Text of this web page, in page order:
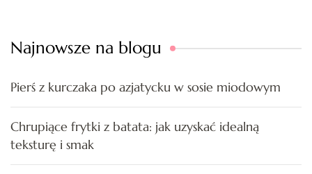
Najnowsze na blogu
Pierś z kurczaka po azjatycku w sosie miodowym
Chrupiące frytki z batata: jak uzyskać idealną
teksturę i smak